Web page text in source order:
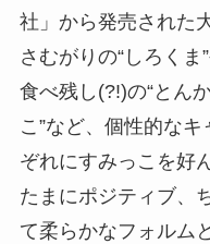
社」から発売された
さむがりの“しろくま
食べ残し(?!)の“とん
こ”など、個性的な
ぞれにすみっこを好
たまにポジティブ、
て柔らかなフォルム